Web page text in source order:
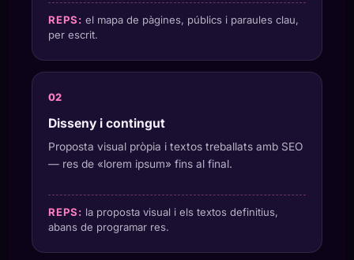
REPS: el mapa de pàgines, públics i paraules clau,
per escrit.
Disseny i contingut
Proposta visual pròpia i textos treballats amb SEO
— res de «lorem ipsum» fins al final.
REPS: la proposta visual i els textos definitius,
abans de programar res.